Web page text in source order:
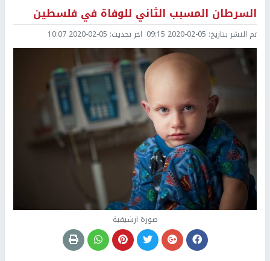
السرطان المسبب الثاني للوفاة في فلسطين
تم النشر بتاريخ: 2020-02-05 09:15 اخر تحديث: 2020-02-05 10:07
صورة ارشيفية